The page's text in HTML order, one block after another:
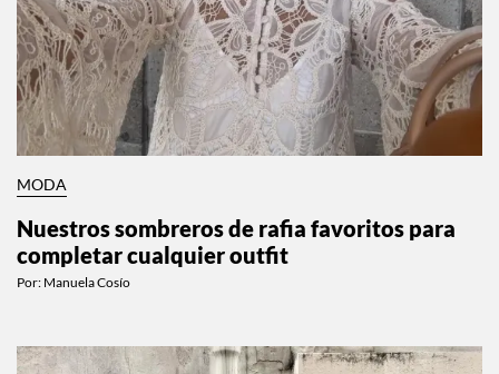
MODA
Nuestros sombreros de rafia favoritos para
completar cualquier outfit
Por: Manuela Cosío